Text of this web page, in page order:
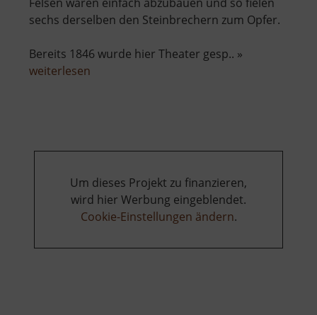
sechs derselben den Steinbrechern zum Opfer.
Bereits 1846 wurde hier Theater gesp.. »
weiterlesen
Um dieses Projekt zu finanzieren,
wird hier Werbung eingeblendet.
Cookie-Einstellungen ändern.